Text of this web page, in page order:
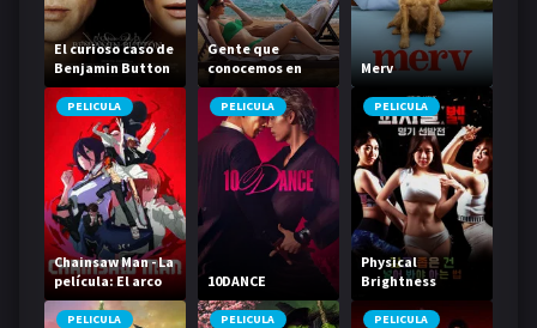
El curioso caso de
Benjamin Button
Gente que
conocemos en
vacaciones
Merv
PELICULA
Chainsaw Man - La
película: El arco
de Reze
PELICULA
10DANCE
PELICULA
Physical
Brightness
PELICULA PELICULA PELICULA